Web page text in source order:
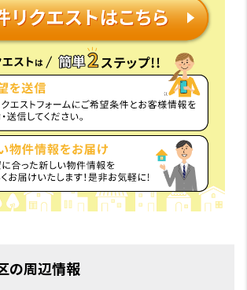
の周辺情報